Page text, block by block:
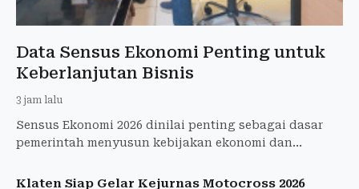
Data Sensus Ekonomi Penting untuk
Keberlanjutan Bisnis
3 jam lalu
Sensus Ekonomi 2026 dinilai penting sebagai dasar
pemerintah menyusun kebijakan ekonomi dan
usaha.
Klaten Siap Gelar Kejurnas Motocross 2026